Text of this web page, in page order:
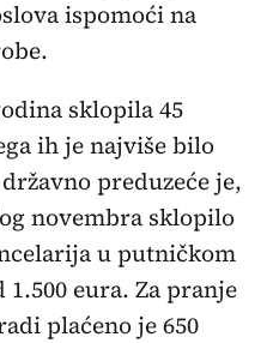
ispomoći na
sklopila 45
ih je najviše bilo
preduzeće je,
novembra sklopilo
u putničkom
eura. Za pranje
plaćeno je 650